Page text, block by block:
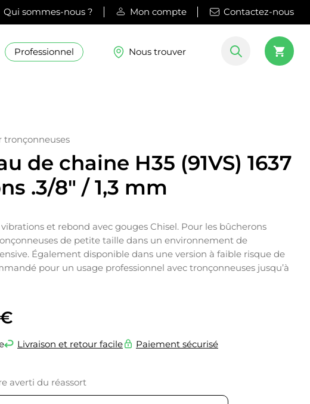
Qui sommes-nous ? Mon compte Contactez-nous
Professionnel Nous trouver
tronçonneuses
de chaine H35 (91VS) 1637
.3/8″ / 1,3 mm
et rebond avec gouges Chisel. Pour les bûcherons
de petite taille dans un environnement de
Également disponible dans une version à faible risque de
pour un usage professionnel avec tronçonneuses jusqu’à
€
Livraison et retour facile Paiement sécurisé
averti du réassort